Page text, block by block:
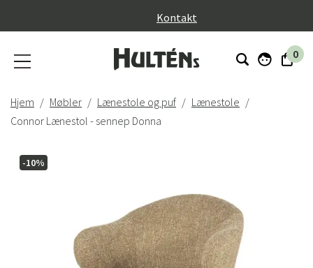
Kontakt
0
Hjem Møbler Lænestole og puf
Lænestole
Connor Lænestol - sennep Donna
-10%